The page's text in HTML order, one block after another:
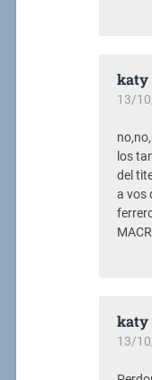
katy
13/
los
del
a vos
katy
13/